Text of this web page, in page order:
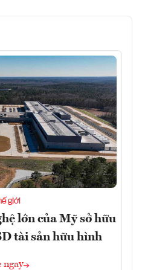
giới
lớn của Mỹ sở hữu
tài sản hữu hình
ngay